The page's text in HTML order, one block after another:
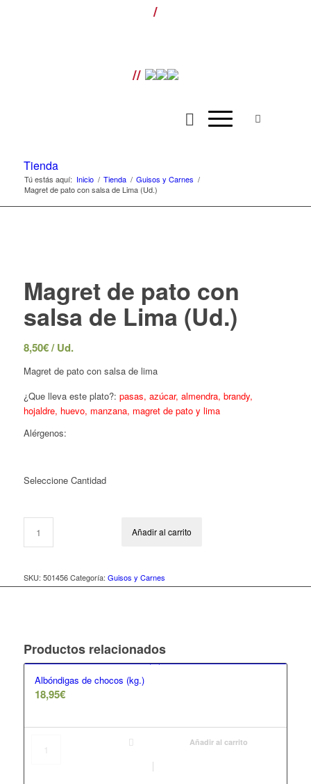
/
//
Tienda
Tú estás aquí: Inicio / Tienda / Guisos y Carnes /
Magret de pato con salsa de Lima (Ud.)
Magret de pato con
salsa de Lima (Ud.)
8,50€/ Ud.
Magret de pato con salsa de lima
¿Que lleva este plato?: pasas, azúcar, almendra, brandy,
hojaldre, huevo, manzana, magret de pato y lima
Alérgenos:
Seleccione Cantidad
Añadir al carrito
SKU: 501456 Categoría: Guisos y Carnes
Productos relacionados
Albóndigas de chocos (kg.)
18,95€
Añadir al carrito